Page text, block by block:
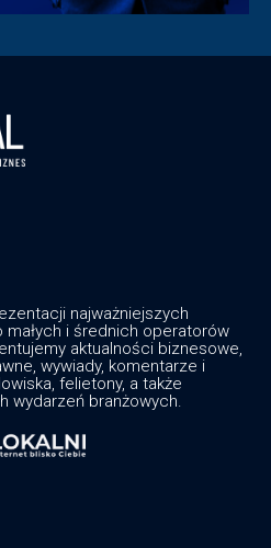
najważniejszych
i średnich operatorów
aktualności biznesowe,
wywiady, komentarze i
felietony, a także
wydarzeń branżowych.